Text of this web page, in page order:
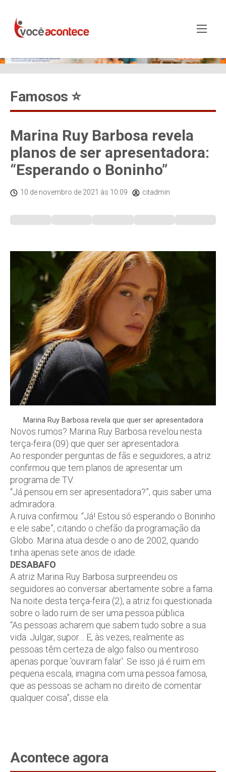
Famosos ⭐️
Marina Ruy Barbosa revela
planos de ser apresentadora:
“Esperando o Boninho”
10 de novembro de 2021 às 10:09 citadmin
Marina Ruy Barbosa revela que quer ser apresentadora
Novos rumos? Marina Ruy Barbosa revelou nesta
terça-feira (09) que quer ser apresentadora.
Ao responder perguntas de fãs e seguidores, a atriz
confirmou que tem planos de apresentar um
programa de TV.
“Já pensou em ser apresentadora?”, quis saber uma
admiradora.
A ruiva confirmou: “Já! Estou só esperando o Boninho
e ele sabe”, citando o chefão da programação da
Globo. Marina atua desde o ano de 2002, quando
tinha apenas sete anos de idade.
DESABAFO
A atriz Marina Ruy Barbosa surpreendeu os
seguidores ao conversar abertamente sobre a fama.
Na noite desta terça-feira (2), a atriz foi questionada
sobre o lado ruim de ser uma pessoa pública.
“As pessoas acharem que sabem tudo sobre a sua
vida. Julgar, supor… E, às vezes, realmente as
pessoas têm certeza de algo falso ou mentiroso
apenas porque 'ouviram falar'. Se isso já é ruim em
pequena escala, imagina com uma pessoa famosa,
que as pessoas se acham no direito de comentar
qualquer coisa”, disse ela.
Acontece agora